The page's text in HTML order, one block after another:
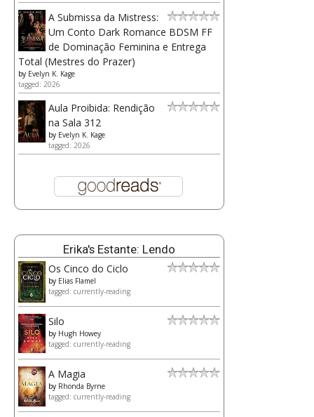
A Submissa da Mistress:
Um Conto Dark Romance BDSM FF
de Dominação Feminina e Entrega
Total (Mestres do Prazer)
by Evelyn K. Kage
tagged: 2026
Aula Proibida: Rendição
na Sala 312
by Evelyn K. Kage
tagged: 2026
Erika's Estante: Lendo
Os Cinco do Ciclo
by Elias Flamel
tagged: currently-reading
Silo
by Hugh Howey
tagged: currently-reading
A Magia
by Rhonda Byrne
tagged: currently-reading